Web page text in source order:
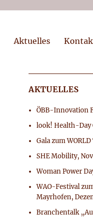
Aktuelles
AKTUELLES
ÖBB-Innovation
look! Health-Day
Gala zum
SHE Mobility,
Woman Power
WAO-Festival
Mayrhofen,
Branchentalk